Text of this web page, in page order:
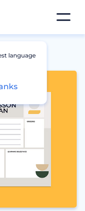
language